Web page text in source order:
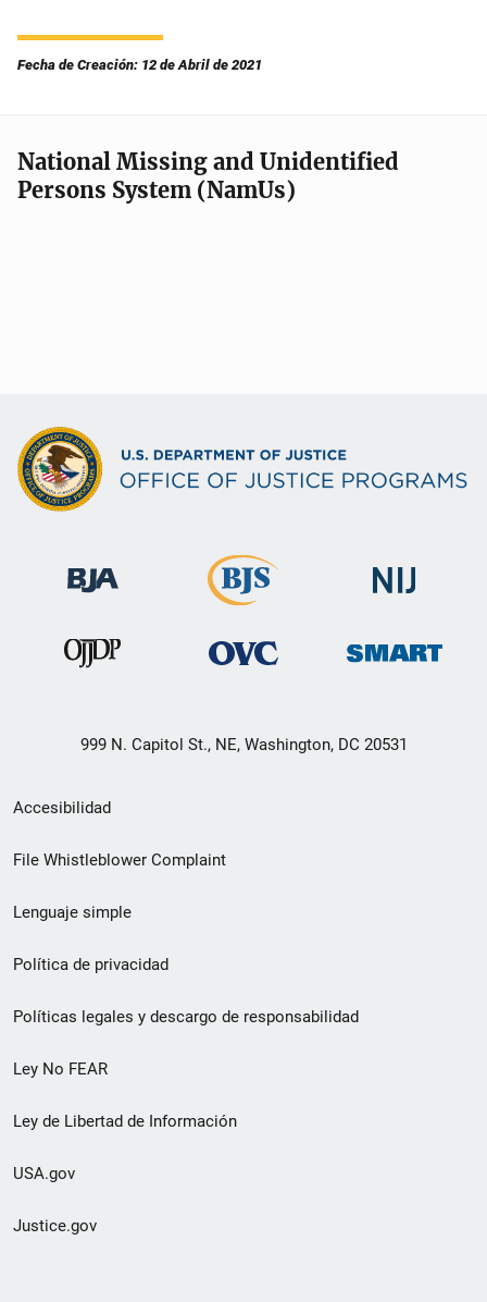
Fecha de Creación: 12 de Abril de 2021
National Missing and Unidentified
Persons System (NamUs)
999 N. Capitol St., NE, Washington, DC 20531
Menú
de
de
pie
de
página
Accesibilidad
File Whistleblower Complaint
Lenguaje simple
Política de privacidad
Políticas legales y descargo de responsabilidad
Ley No FEAR
Ley de Libertad de Información
USA.gov
Justice.gov